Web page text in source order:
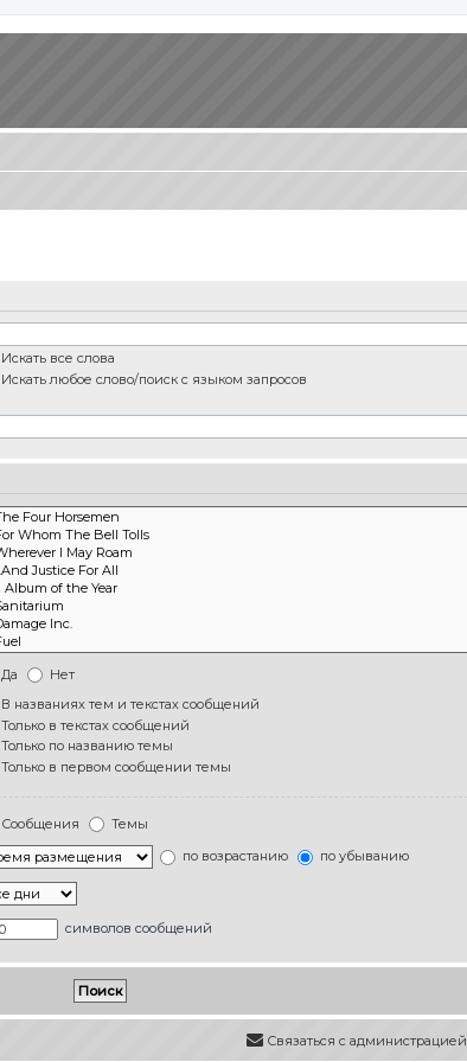
Искать все слова
Искать любое слово/поиск с языком запросов
Да
Нет
В названиях тем и текстах сообщений
Только в текстах сообщений
Только по названию темы
Только в первом сообщении темы
Сообщения
Темы
по возрастанию по убыванию
символов сообщений
Связаться с администрацией